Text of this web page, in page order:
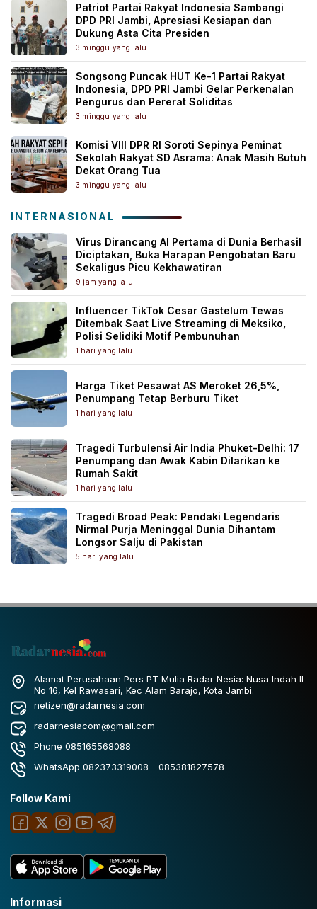
Patriot Partai Rakyat Indonesia Sambangi
DPD PRI Jambi, Apresiasi Kesiapan dan
Dukung Asta Cita Presiden
3 minggu yang lalu
Songsong Puncak HUT Ke-1 Partai Rakyat
Indonesia, DPD PRI Jambi Gelar Perkenalan
Pengurus dan Pererat Soliditas
3 minggu yang lalu
Komisi VIII DPR RI Soroti Sepinya Peminat
Sekolah Rakyat SD Asrama: Anak Masih Butuh
Dekat Orang Tua
3 minggu yang lalu
INTERNASIONAL
Virus Dirancang AI Pertama di Dunia Berhasil
Diciptakan, Buka Harapan Pengobatan Baru
Sekaligus Picu Kekhawatiran
9 jam yang lalu
Influencer TikTok Cesar Gastelum Tewas
Ditembak Saat Live Streaming di Meksiko,
Polisi Selidiki Motif Pembunuhan
1 hari yang lalu
Harga Tiket Pesawat AS Meroket 26,5%,
Penumpang Tetap Berburu Tiket
1 hari yang lalu
Tragedi Turbulensi Air India Phuket-Delhi: 17
Penumpang dan Awak Kabin Dilarikan ke
Rumah Sakit
1 hari yang lalu
Tragedi Broad Peak: Pendaki Legendaris
Nirmal Purja Meninggal Dunia Dihantam
Longsor Salju di Pakistan
5 hari yang lalu
Alamat Perusahaan Pers PT Mulia Radar Nesia: Nusa Indah II
No 16, Kel Rawasari, Kec Alam Barajo, Kota Jambi.
netizen@radarnesia.com
radarnesiacom@gmail.com
Phone 085165568088
WhatsApp 082373319008 - 085381827578
Follow Kami
Informasi